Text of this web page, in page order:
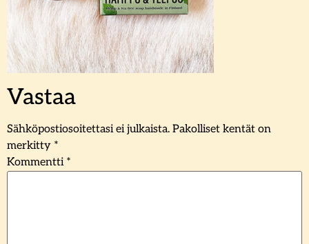
Vastaa
Sähköpostiosoitettasi ei julkaista. Pakolliset kentät on
merkitty *
Kommentti *